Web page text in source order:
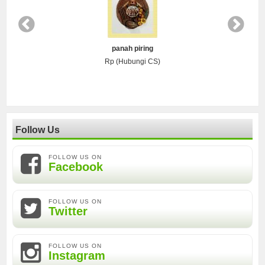
panah piring
Rp (Hubungi CS)
Follow Us
FOLLOW US ON
Facebook
FOLLOW US ON
Twitter
FOLLOW US ON
Instagram